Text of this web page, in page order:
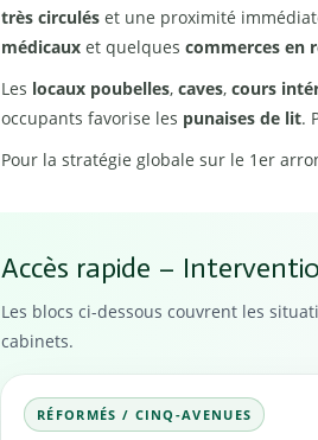
très circulés et une proximité
médicaux et quelques commerces en
Les locaux poubelles, caves, cours
occupants favorise les punaises de lit.
Pour la stratégie globale sur le 1er
Accès rapide –
Les blocs ci-dessous couvrent les
cabinets.
RÉFORMÉS / CINQ-AVENUES